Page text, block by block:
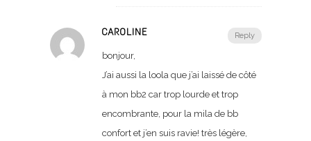
Reply
CAROLINE
bonjour,
J’ai aussi la loola que j’ai laissé de côté
à mon bb2 car trop lourde et trop
encombrante, pour la mila de bb
confort et j’en suis ravie! très légère,